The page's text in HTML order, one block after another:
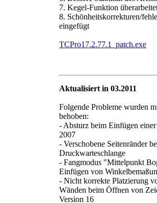
7. Kegel-Funktion
8. Schönheitskorrekturen/
eingefügt
TCPro17.2.77.1_patch.exe
Aktualisiert in 03.2011
Folgende Probleme wurden
behoben:
- Absturz beim Einfügen
2007
- Verschobene Seitenränder
Druckwarteschlange
- Fangmodus "Mittelpunkt
Einfügen von
- Nicht korrekte Platzierung
Wänden beim Öffnen von
Version 16